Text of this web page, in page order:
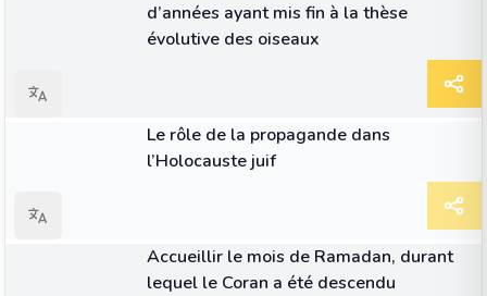
d’années ayant mis fin à la thèse
évolutive des oiseaux
Le rôle de la propagande dans
l’Holocauste juif
Accueillir le mois de Ramadan, durant
lequel le Coran a été descendu